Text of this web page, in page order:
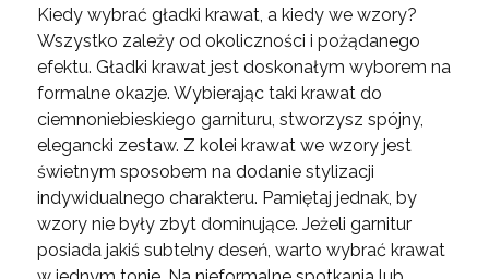
Kiedy wybrać gładki krawat, a kiedy we wzory?
Wszystko zależy od okoliczności i pożądanego
efektu. Gładki krawat jest doskonałym wyborem na
formalne okazje. Wybierając taki krawat do
ciemnoniebieskiego garnituru, stworzysz spójny,
elegancki zestaw. Z kolei krawat we wzory jest
świetnym sposobem na dodanie stylizacji
indywidualnego charakteru. Pamiętaj jednak, by
wzory nie były zbyt dominujące. Jeżeli garnitur
posiada jakiś subtelny deseń, warto wybrać krawat